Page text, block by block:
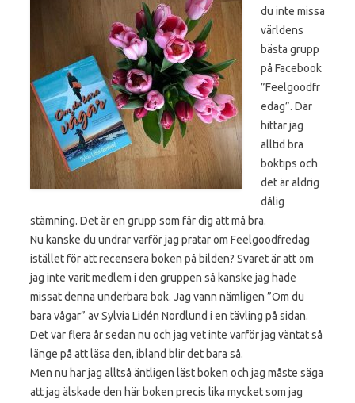
du inte missa
världens
bästa grupp
på Facebook
”Feelgoodfr
edag”. Där
hittar jag
alltid bra
boktips och
det är aldrig
dålig
stämning. Det är en grupp som får dig att må bra.
Nu kanske du undrar varför jag pratar om Feelgoodfredag
istället för att recensera boken på bilden? Svaret är att om
jag inte varit medlem i den gruppen så kanske jag hade
missat denna underbara bok. Jag vann nämligen ”Om du
bara vågar” av Sylvia Lidén Nordlund i en tävling på sidan.
Det var flera år sedan nu och jag vet inte varför jag väntat så
länge på att läsa den, ibland blir det bara så.
Men nu har jag alltså äntligen läst boken och jag måste säga
att jag älskade den här boken precis lika mycket som jag